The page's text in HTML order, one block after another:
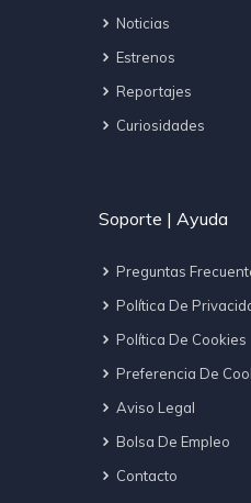
Noticias
Estrenos
Reportajes
Curiosidades
Soporte | Ayuda
Preguntas
Política De
Política De Cookies
Preferencia De
Aviso Legal
Bolsa De Empleo
Contacto